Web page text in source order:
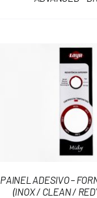
PAINEL ADESIVO –
(INOX / CLEAN /